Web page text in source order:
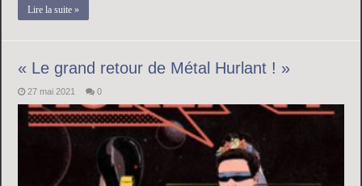
Lire la suite »
« Le grand retour de Métal Hurlant ! »
27 mai 2021 0